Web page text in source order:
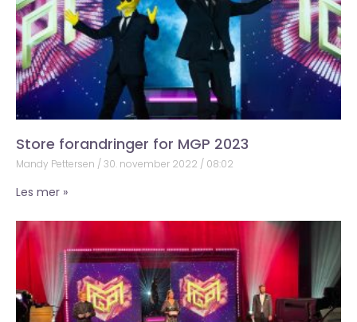
Store forandringer for MGP 2023
Mandy Pettersen 30. november 2022 08:02
Les mer »